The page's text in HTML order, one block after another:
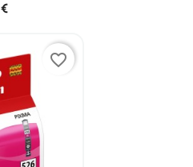
favorite_border